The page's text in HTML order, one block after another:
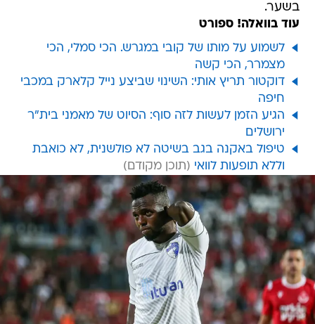
בשער.
עוד בוואלה! ספורט
לשמוע על מותו של קובי במגרש. הכי סמלי, הכי
מצמרר, הכי קשה
דוקטור תריץ אותי: השינוי שביצע נייל קלארק במכבי
חיפה
הגיע הזמן לעשות לזה סוף: הסיוט של מאמני בית"ר
ירושלים
טיפול באקנה בגב בשיטה לא פולשנית, לא כואבת
וללא תופעות לוואי